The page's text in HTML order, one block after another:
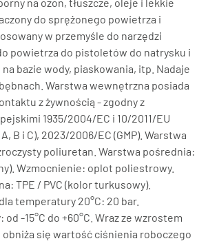
do sprężonego powietrza i
w przemyśle do narzędzi
powietrza do pistoletów do natrysku i
bazie wody, piaskowania, itp. Nadaje
Warstwa wewnętrzna posiada
z żywnością - zgodny z
1935/2004/EC i 10/2011/EU
B i C), 2023/2006/EC (GMP). Warstwa
poliuretan. Warstwa pośrednia:
Wzmocnienie: oplot poliestrowy.
TPE / PVC (kolor turkusowy).
temperatury 20°C: 20 bar.
-15°C do +60°C. Wraz ze wzrostem
się wartość ciśnienia roboczego